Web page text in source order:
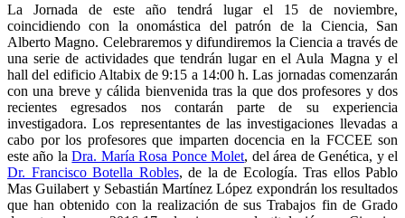
La Jornada de este año tendrá lugar el 15 de noviembre,
coincidiendo con la onomástica del patrón de la Ciencia, San
Alberto Magno. Celebraremos y difundiremos la Ciencia a través de
una serie de actividades que tendrán lugar en el Aula Magna y el
hall del edificio Altabix de 9:15 a 14:00 h. Las jornadas comenzarán
con una breve y cálida bienvenida tras la que dos profesores y dos
recientes egresados nos contarán parte de su experiencia
investigadora. Los representantes de las investigaciones llevadas a
cabo por los profesores que imparten docencia en la FCCEE son
este año laDra. María Rosa Ponce Molet, del área de Genética, y el
Dr. Francisco Botella Robles, de la de Ecología. Tras ellos Pablo
Mas Guilabert y Sebastián Martínez López expondrán los resultados
que han obtenido con la realización de sus Trabajos fin de Grado